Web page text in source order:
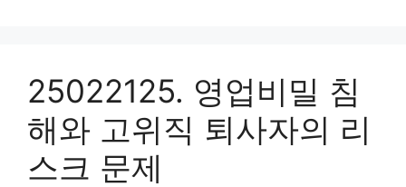
25022125. 영업비밀 침
해와 고위직 퇴사자의 리
스크 문제